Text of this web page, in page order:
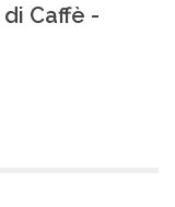
Caffè -